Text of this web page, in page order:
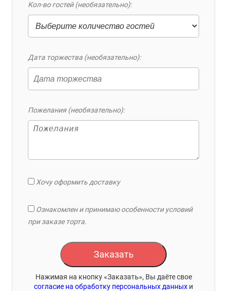
Кол-во гостей (необязательно):
Дата торжества (необязательно):
Пожелания (необязательно):
Хочу оформить доставку
Ознакомлен и принимаю особенности условий
при заказе торта.
Заказать
Нажимая на кнопку «Заказать», Вы даёте свое
согласие на обработку персональных данных и